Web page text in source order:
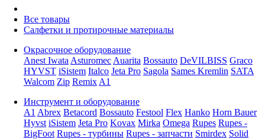
Все товары
Салфетки и протирочные материалы
Окрасочное оборудование
Anest Iwata Asturomec Auarita Bossauto DeVILBISS Graco
HYVST iSistem Italco Jeta Pro Sagola Sames Kremlin SATA
Walcom Zip Remix A1
Инструмент и оборудование
A1 Abrex Betacord Bossauto Festool Flex Hanko Horn Bauer
Hyvst iSistem Jeta Pro Kovax Mirka Omega Rupes Rupes -
BigFoot Rupes - турбины Rupes - запчасти Smirdex Solid